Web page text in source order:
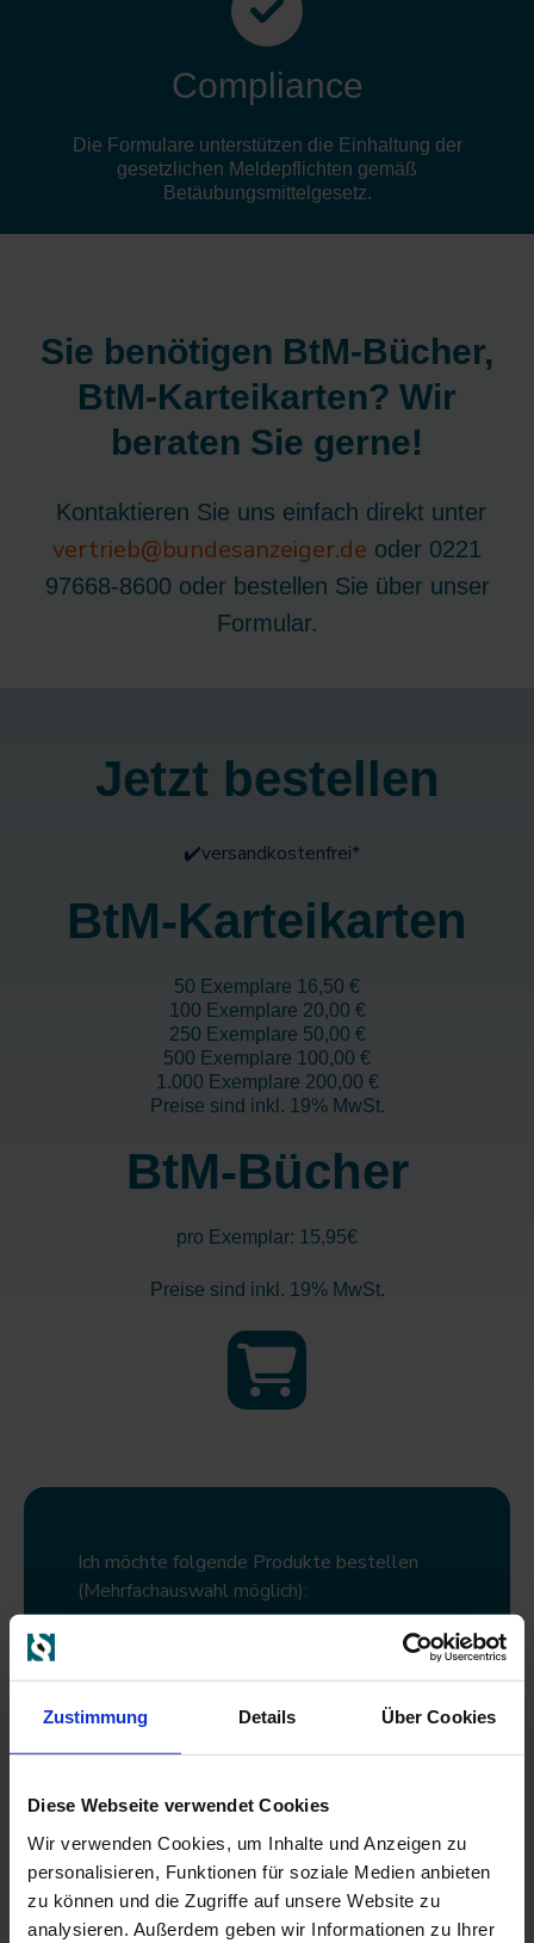
Zustimmung Details Über Cookies
Diese Webseite verwendet Cookies
Wir verwenden Cookies, um Inhalte und Anzeigen zu
personalisieren, Funktionen für soziale Medien anbieten
zu können und die Zugriffe auf unsere Website zu
analysieren. Außerdem geben wir Informationen zu Ihrer
Compliance
Die Formulare unterstützen die Einhaltung der
gesetzlichen Meldepflichten gemäß
Betäubungsmittelgesetz.
Sie benötigen BtM-Bücher,
BtM-Karteikarten? Wir
beraten Sie gerne!
Kontaktieren Sie uns einfach direkt unter
vertrieb@bundesanzeiger.de oder 0221
97668-8600 oder bestellen Sie über unser
Formular.
Jetzt bestellen
✔️versandkostenfrei*
BtM-Karteikarten
50 Exemplare 16,50 €
100 Exemplare 20,00 €
250 Exemplare 50,00 €
500 Exemplare 100,00 €
1.000 Exemplare 200,00 €
Preise sind inkl. 19% MwSt.
BtM-Bücher
pro Exemplar: 15,95€
Preise sind inkl. 19% MwSt.
Ich möchte folgende Produkte bestellen
(Mehrfachauswahl möglich):
Titel